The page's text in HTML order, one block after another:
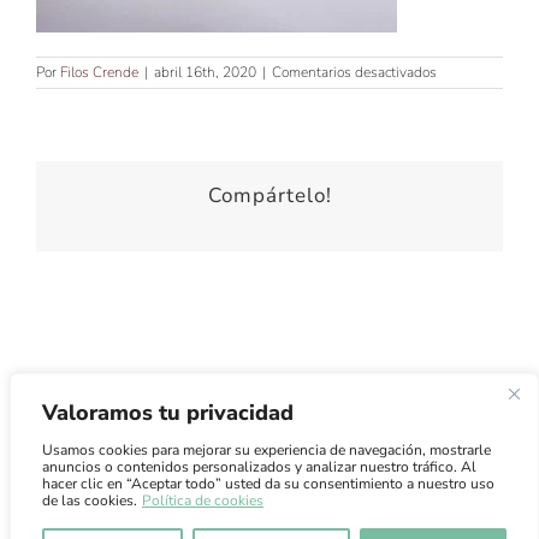
Valoramos tu privacidad
Usamos cookies para mejorar su experiencia de navegación, mostrarle
anuncios o contenidos personalizados y analizar nuestro tráfico. Al
hacer clic en “Aceptar todo” usted da su consentimiento a nuestro uso
de las cookies. Política de cookies
Por Filos Crende | abril 16th, 2020 | Comentarios desactivados
Compártelo!
Atención al Cliente·Condiciones de Uso·Condiciones de
Venta·Envíos
FILOS CRENDE·info@filoscrende.es